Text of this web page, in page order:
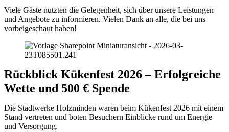
Viele Gäste nutzten die Gelegenheit, sich über unsere Leistungen
und Angebote zu informieren. Vielen Dank an alle, die bei uns
vorbeigeschaut haben!
Rückblick Kükenfest 2026 – Erfolgreiche
Wette und 500 € Spende
Die Stadtwerke Holzminden waren beim Kükenfest 2026 mit einem
Stand vertreten und boten Besuchern Einblicke rund um Energie
und Versorgung.